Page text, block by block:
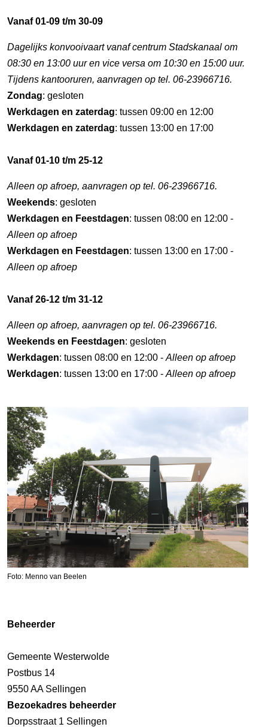
Vanaf 01-09 t/m 30-09
Dagelijks konvooivaart vanaf centrum Stadskanaal om
08:30 en 13:00 uur en vice versa om 10:30 en 15:00 uur.
Tijdens kantooruren, aanvragen op tel. 06-23966716.
Zondag: gesloten
Werkdagen en zaterdag: tussen 09:00 en 12:00
Werkdagen en zaterdag: tussen 13:00 en 17:00
Vanaf 01-10 t/m 25-12
Alleen op afroep, aanvragen op tel. 06-23966716.
Weekends: gesloten
Werkdagen en Feestdagen: tussen 08:00 en 12:00 -
Alleen op afroep
Werkdagen en Feestdagen: tussen 13:00 en 17:00 -
Alleen op afroep
Vanaf 26-12 t/m 31-12
Alleen op afroep, aanvragen op tel. 06-23966716.
Weekends en Feestdagen: gesloten
Werkdagen: tussen 08:00 en 12:00 - Alleen op afroep
Werkdagen: tussen 13:00 en 17:00 - Alleen op afroep
Foto: Menno van Beelen
Beheerder
Gemeente Westerwolde
Postbus 14
9550 AA Sellingen
Bezoekadres beheerder
Dorpsstraat 1 Sellingen